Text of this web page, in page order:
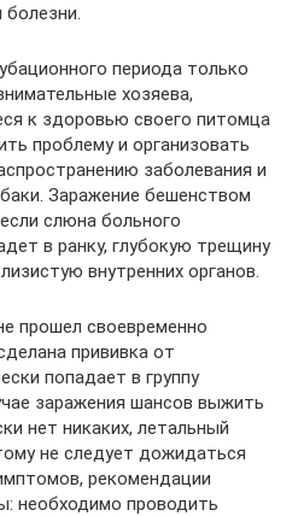
периода только
хозяева,
к здоровью своего питомца
проблему и организовать
заболевания и
Заражение бешенством
слюна больного
в ранку, глубокую трещину
внутренних органов.
прошел своевременно
прививка от
попадает в группу
заражения шансов выжить
нет никаких, летальный
не следует дожидаться
рекомендации
необходимо проводить